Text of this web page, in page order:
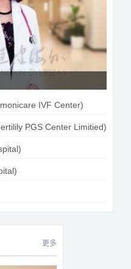
IVF Center)
PGS Center Limitied)
更多